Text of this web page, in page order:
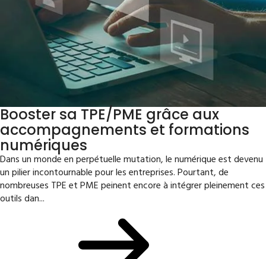
Booster sa TPE/PME grâce aux
accompagnements et formations
numériques
Dans un monde en perpétuelle mutation, le numérique est devenu
un pilier incontournable pour les entreprises. Pourtant, de
nombreuses TPE et PME peinent encore à intégrer pleinement ces
outils dan...